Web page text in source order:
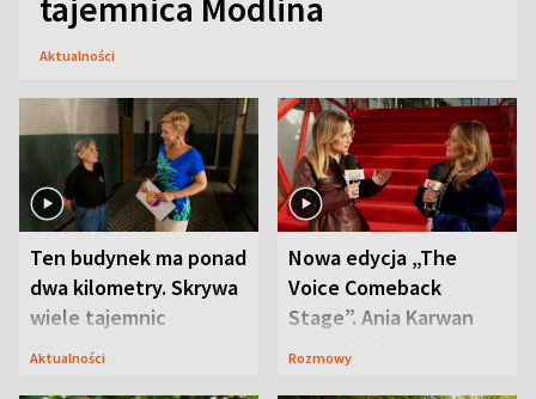
Aktualności
Ten budynek ma ponad
dwa kilometry. Skrywa
wiele tajemnic
Aktualności
Nowa edycja „The
Voice Comeback
Stage”. Ania Karwan
zapowiada
Rozmowy